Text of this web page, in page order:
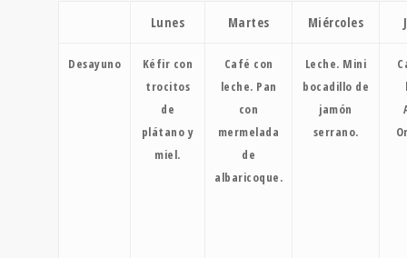
Lunes Martes Miércoles
Desayuno
Kéfir con
trocitos
de
plátano y
miel.
Café con
leche. Pan
con
mermelada
de
albaricoque.
Leche. Mini
bocadillo de
jamón
serrano.